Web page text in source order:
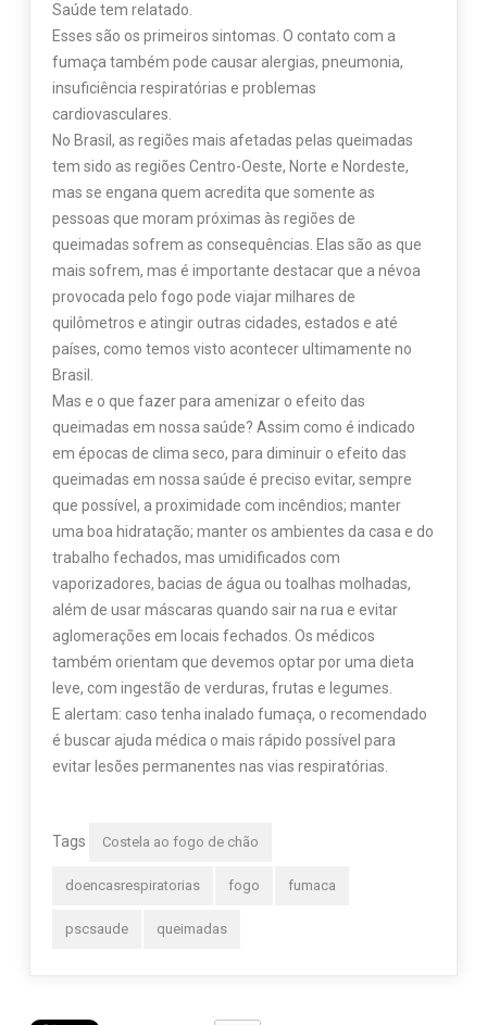
Saúde tem relatado.
Esses são os primeiros sintomas. O contato com a
fumaça também pode causar alergias, pneumonia,
insuficiência respiratórias e problemas
cardiovasculares.
No Brasil, as regiões mais afetadas pelas queimadas
tem sido as regiões Centro-Oeste, Norte e Nordeste,
mas se engana quem acredita que somente as
pessoas que moram próximas às regiões de
queimadas sofrem as consequências. Elas são as que
mais sofrem, mas é importante destacar que a névoa
provocada pelo fogo pode viajar milhares de
quilômetros e atingir outras cidades, estados e até
países, como temos visto acontecer ultimamente no
Brasil.
Mas e o que fazer para amenizar o efeito das
queimadas em nossa saúde? Assim como é indicado
em épocas de clima seco, para diminuir o efeito das
queimadas em nossa saúde é preciso evitar, sempre
que possível, a proximidade com incêndios; manter
uma boa hidratação; manter os ambientes da casa e do
trabalho fechados, mas umidificados com
vaporizadores, bacias de água ou toalhas molhadas,
além de usar máscaras quando sair na rua e evitar
aglomerações em locais fechados. Os médicos
também orientam que devemos optar por uma dieta
leve, com ingestão de verduras, frutas e legumes.
E alertam: caso tenha inalado fumaça, o recomendado
é buscar ajuda médica o mais rápido possível para
evitar lesões permanentes nas vias respiratórias.
Tags Costela ao fogo de chão
doencasrespiratorias fogo fumaca
pscsaude queimadas